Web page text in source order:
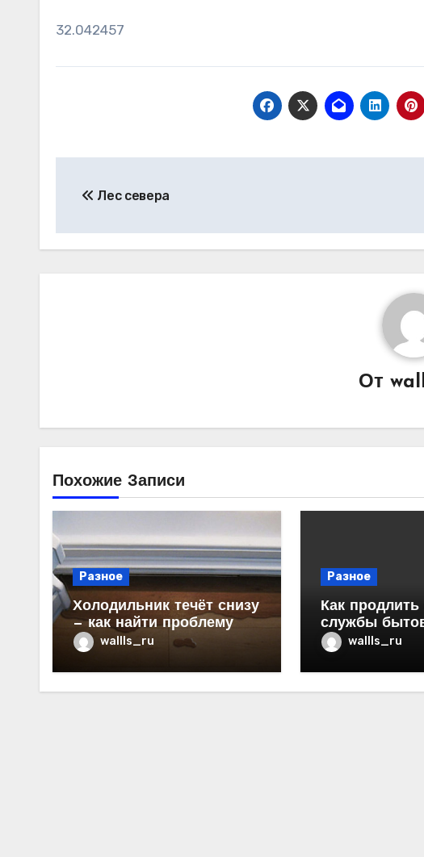
32.042457
по
записям
Лес севера
От
Похожие Записи
Разное
Холодильник течёт снизу
— как найти проблему
wallls_ru
Разное
Как продлить
службы
в квартире
wallls_ru